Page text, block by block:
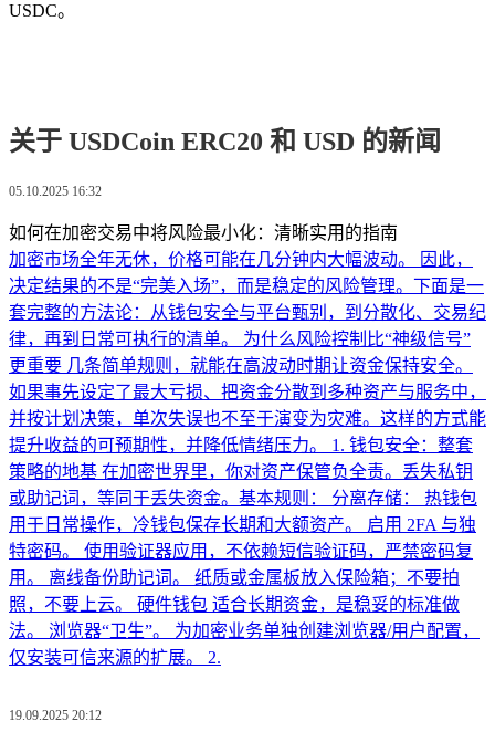
USDC。
关于 USDCoin ERC20 和 USD 的新闻
05.10.2025 16:32
如何在加密交易中将风险最小化：清晰实用的指南
加密市场全年无休，价格可能在几分钟内大幅波动。 因此，
决定结果的不是“完美入场”，而是稳定的风险管理。下面是一
套完整的方法论：从钱包安全与平台甄别，到分散化、交易纪
律，再到日常可执行的清单。 为什么风险控制比“神级信号”
更重要 几条简单规则，就能在高波动时期让资金保持安全。
如果事先设定了最大亏损、把资金分散到多种资产与服务中，
并按计划决策，单次失误也不至于演变为灾难。这样的方式能
提升收益的可预期性，并降低情绪压力。 1. 钱包安全：整套
策略的地基 在加密世界里，你对资产保管负全责。丢失私钥
或助记词，等同于丢失资金。基本规则： 分离存储： 热钱包
用于日常操作，冷钱包保存长期和大额资产。 启用 2FA 与独
特密码。 使用验证器应用，不依赖短信验证码，严禁密码复
用。 离线备份助记词。 纸质或金属板放入保险箱；不要拍
照，不要上云。 硬件钱包 适合长期资金，是稳妥的标准做
法。 浏览器“卫生”。 为加密业务单独创建浏览器/用户配置，
仅安装可信来源的扩展。 2.
19.09.2025 20:12